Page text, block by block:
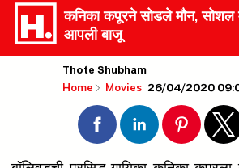
कनिका कपूरने सोडले मौन, सोशल
आपली बाजू
Thote Shubham
Home Movies 26/04/2020